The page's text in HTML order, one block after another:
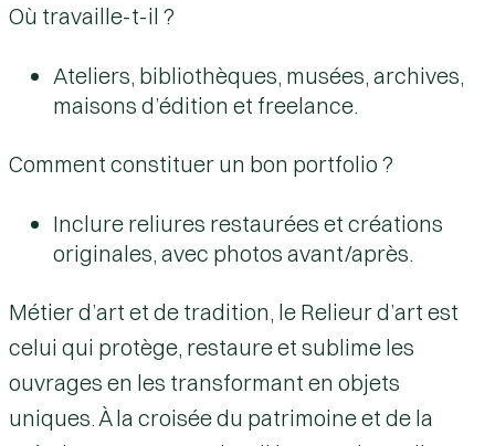
Où travaille-t-il ?
Ateliers, bibliothèques, musées, archives,
maisons d’édition et freelance.
Comment constituer un bon portfolio ?
Inclure reliures restaurées et créations
originales, avec photos avant/après.
Métier d’art et de tradition, le Relieur d’art est
celui qui protège, restaure et sublime les
ouvrages en les transformant en objets
uniques. À la croisée du patrimoine et de la